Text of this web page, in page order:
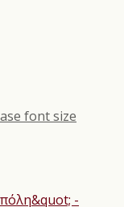
font size